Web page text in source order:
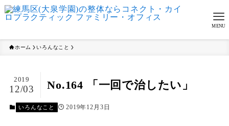
MENU
ホーム いろんなこと
No.164 「一回で治したい」
2019
12/03
いろんなこと 2019年12月3日